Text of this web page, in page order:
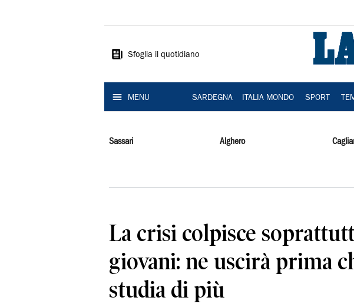
Sardegna
Sfoglia il quotidiano
MENU SARDEGNA ITALIA MONDO SPORT
Sassari Alghero
La crisi colpisce
giovani: ne uscirà prima
studia di più